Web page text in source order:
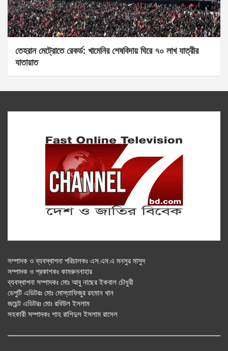
তেহরান মেট্রোতে রেকর্ড: খামেনির শেষবিদায় ঘিরে ৭০ লাখ যাত্রীর
যাতায়াত
সম্পাদক ও ব্যবস্থাপনা পরিচালকঃ এস.এম.এ মনসুর মাসুদ
সম্পাদক ও প্রকাশকঃ কামরুননাহার
ব্যবস্থাপনা সম্পাদকঃ মোঃ আবু নাছের ইকবাল চৌধুরী
ডেপুটি এডিটরঃ মোঃ মোস্তাফিজুর রহমান খান
জয়েন্ট এডিটরঃ মোঃ রবিউল ইসলাম
সহকারী সম্পাদকঃ শাহ রাশিদুল ইসলাম রাসেল